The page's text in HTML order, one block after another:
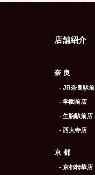
店舗紹介
奈 良
- JR奈良駅
- 学園前店
- 生駒駅前店
- 西大寺店
京 都
- 京都精華店